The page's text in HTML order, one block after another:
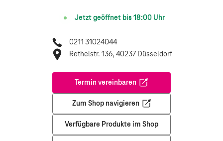
Jetzt geöffnet bis 18:00Uhr
0211 31024044
Rethelstr. 136, 40237 Düsseldorf
Termin vereinbaren
Öffnet in einem neuen Tab
Zum Shop navigieren
Öffnet in einem neuen Tab
Verfügbare Produkte im Shop